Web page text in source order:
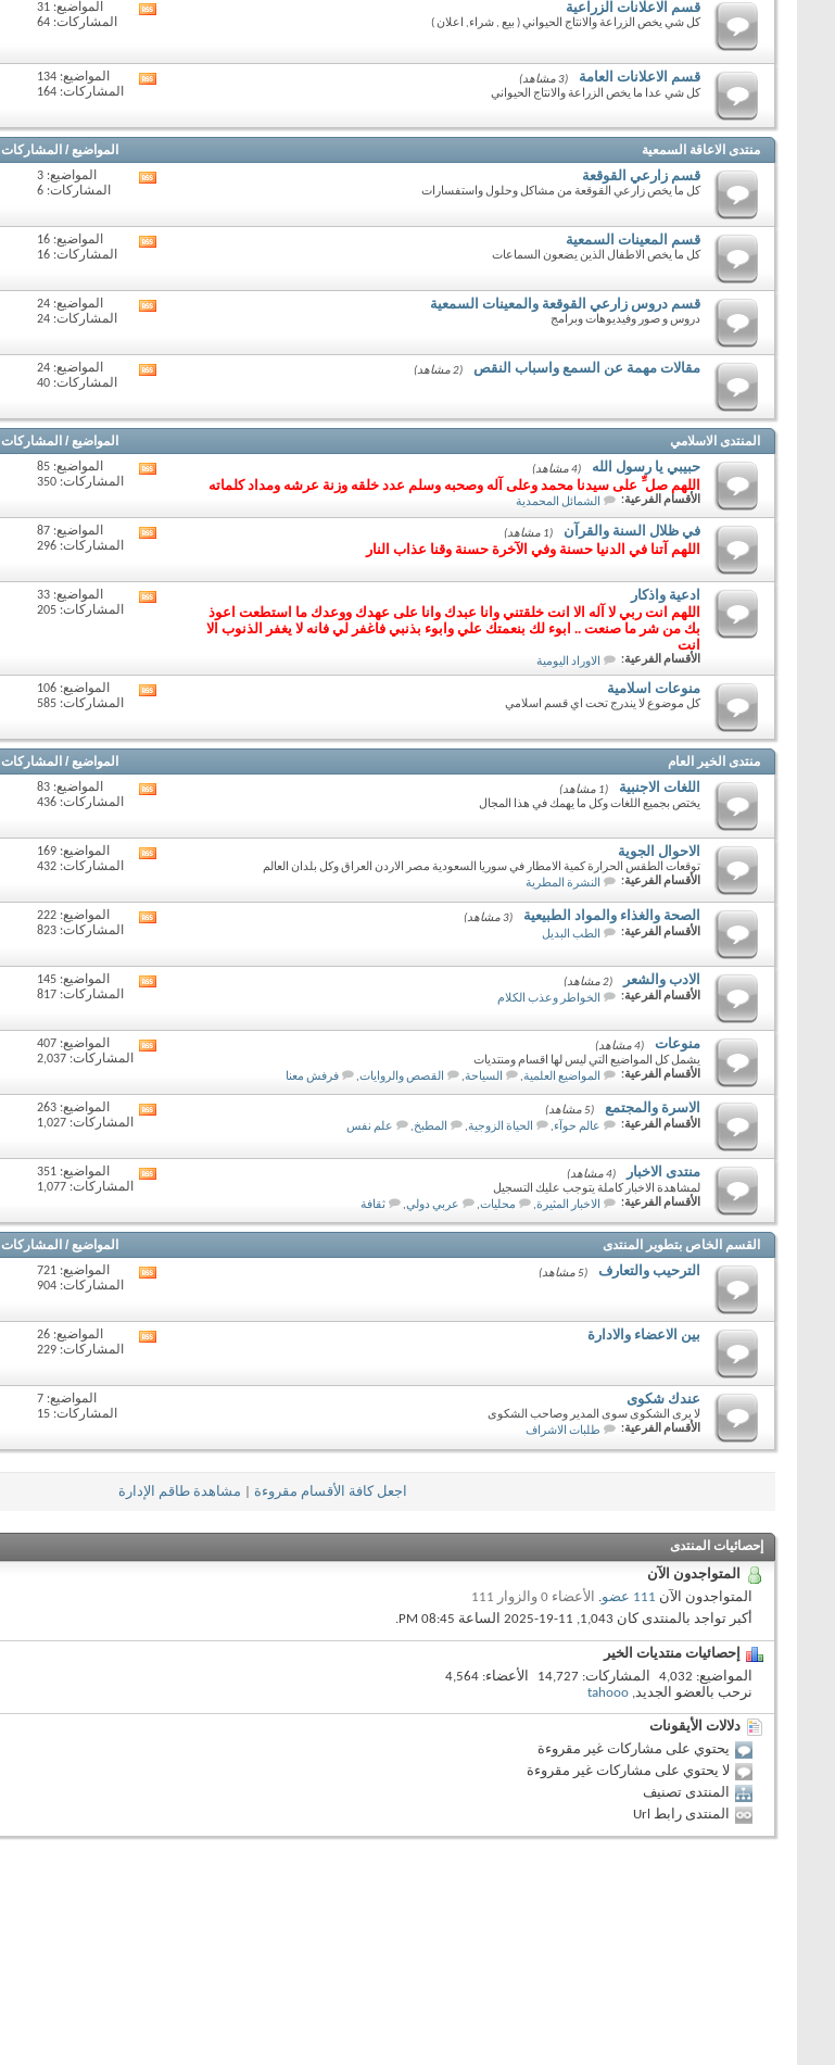
قسم الاعلانات الزراعية
كل شي يخص الزراعة والانتاج الحيواني ( بيع , شراء, اعلان )
مشاهدة
تغذيات
المنتدى
المواضيع: 31
المشاركات: 64
قسم الاعلانات العامة
(3 مشاهد)
كل شي عدا ما يخص الزراعة والانتاج الحيواني
مشاهدة
تغذيات
المنتدى
المواضيع: 134
المشاركات: 164
منتدى الاعاقة السمعية المواضيع / المشاركات
قسم زارعي القوقعة
كل ما يخص زارعي القوقعة من مشاكل وحلول واستفسارات
مشاهدة
تغذيات
المنتدى
المواضيع: 3
المشاركات: 6
قسم المعينات السمعية
كل ما يخص الاطفال الذين يضعون السماعات
مشاهدة
تغذيات
المنتدى
المواضيع: 16
المشاركات: 16
قسم دروس زارعي القوقعة والمعينات السمعية
دروس و صور وفيديوهات وبرامج
مشاهدة
تغذيات
المنتدى
المواضيع: 24
المشاركات: 24
مقالات مهمة عن السمع واسباب النقص (2 مشاهد)
مشاهدة
تغذيات
المنتدى
المواضيع: 24
المشاركات: 40
المنتدى الاسلامي المواضيع / المشاركات
حبيبي يا رسول الله (4 مشاهد)
اللهم صل ِّ على سيدنا محمد وعلى آله وصحبه وسلم عدد خلقه وزنة عرشه ومداد كلماته
الأقسام الفرعية: الشمائل المحمدية
مشاهدة
تغذيات
المنتدى
المواضيع: 85
المشاركات: 350
في ظلال السنة والقرآن (1 مشاهد)
اللهم آتنا في الدنيا حسنة وفي الآخرة حسنة وقنا عذاب النار
مشاهدة
تغذيات
المنتدى
المواضيع: 87
المشاركات: 296
ادعية واذكار
اللهم انت ربي لا آله الا انت خلقتني وانا عبدك وانا على عهدك ووعدك ما استطعت اعوذ
بك من شر ما صنعت .. ابوء لك بنعمتك علي وابوء بذنبي فاغفر لي فانه لا يغفر الذنوب الا
انت
الأقسام الفرعية: الاوراد اليومية
مشاهدة
تغذيات
المواضيع: 33
المشاركات: 205
منوعات اسلامية
كل موضوع لا يندرج تحت اي قسم اسلامي
مشاهدة
تغذيات
المنتدى
المواضيع: 106
المشاركات: 585
منتدى الخير العام المواضيع / المشاركات
اللغات الاجنبية
(1 مشاهد)
يختص بجميع اللغات وكل ما يهمك في هذا المجال
مشاهدة
تغذيات
المنتدى
المواضيع: 83
المشاركات: 436
الاحوال الجوية
توقعات الطقس الحرارة كمية الامطار في سوريا السعودية مصر الاردن العراق وكل بلدان العالم
الأقسام الفرعية:
النشرة المطرية
مشاهدة
تغذيات
المنتدى
المواضيع: 169
المشاركات: 432
الصحة والغذاء والمواد الطبيعية
(3 مشاهد)
الأقسام الفرعية:
الطب البديل
مشاهدة
تغذيات
المنتدى
المواضيع: 222
المشاركات: 823
الادب والشعر
(2 مشاهد)
الأقسام الفرعية:
الخواطر وعذب الكلام
مشاهدة
تغذيات
المنتدى
المواضيع: 145
المشاركات: 817
منوعات
(4 مشاهد)
يشمل كل المواضيع التي ليس لها اقسام ومنتديات
الأقسام الفرعية:
المواضيع العلمية, السياحة, القصص والروايات, فرفش معنا
مشاهدة
تغذيات
المنتدى
المواضيع: 407
المشاركات: 2,037
الاسرة والمجتمع
(5 مشاهد)
الأقسام الفرعية:
عالم حوآء, الحياة الزوجية, المطبخ, علم نفس
مشاهدة
تغذيات
المنتدى
المواضيع: 263
المشاركات: 1,027
منتدى الاخبار
(4 مشاهد)
لمشاهدة الاخبار كاملة يتوجب عليك التسجيل
الأقسام الفرعية:
الاخبار المثيرة, محليات, عربي دولي, ثقافة
مشاهدة
تغذيات
المنتدى
المواضيع: 351
المشاركات: 1,077
القسم الخاص بتطوير المنتدى المواضيع / المشاركات
الترحيب والتعارف (5 مشاهد)
مشاهدة
تغذيات
المنتدى
المواضيع: 721
المشاركات: 904
بين الاعضاء والادارة
مشاهدة
تغذيات
المنتدى
المواضيع: 26
المشاركات: 229
عندك شكوى
لا يرى الشكوى سوى المدير وصاحب الشكوى
الأقسام الفرعية:
طلبات الاشراف
المواضيع: 7
المشاركات: 15
اجعل كافة الأقسام مقروءة مشاهدة طاقم الإدارة
إحصائيات المنتدى
المتواجدون الآن
المتواجدون الآن 111 عضو .
الأعضاء 0 والزوار 111
أكبر تواجد بالمنتدى كان 1,043, 11-19-2025 الساعة
08:45 PM
.
إحصائيات منتديات الخير
المواضيع
4,032 المشاركات 14,727 الأعضاء 4,564
نرحب بالعضو الجديد, tahooo
دلالات الأيقونات
يحتوي على مشاركات غير مقروءة
لا يحتوي على مشاركات غير مقروءة
المنتدى تصنيف
المنتدى رابط Url